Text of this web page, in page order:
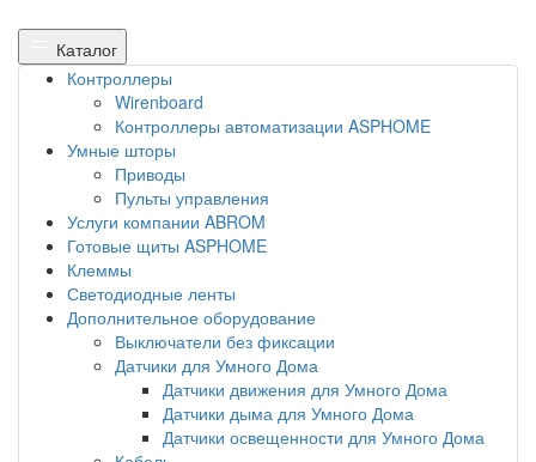
Каталог
Контроллеры
Wirenboard
Контроллеры автоматизации ASPHOME
Умные шторы
Приводы
Пульты управления
Услуги компании ABROM
Готовые щиты ASPHOME
Клеммы
Светодиодные ленты
Дополнительное оборудование
Выключатели без фиксации
Датчики для Умного Дома
Датчики движения для Умного Дома
Датчики дыма для Умного Дома
Датчики освещенности для Умного Дома